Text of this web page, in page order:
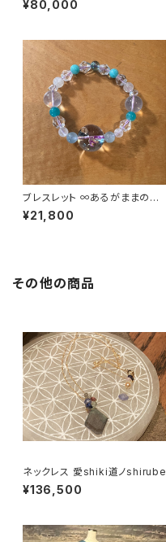
¥80,000
ブレスレット ∞あるがままのコ
コロのMEをヒラク∞
¥21,800
その他の商品
ネックレス 愛shiki道ノshirube
¥136,500